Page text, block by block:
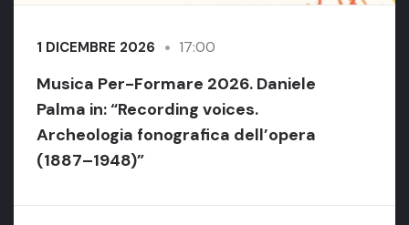
1 DICEMBRE 2026 17:00
Musica Per-Formare 2026. Daniele
Palma in: “Recording voices.
Archeologia fonografica dell’opera
(1887–1948)”